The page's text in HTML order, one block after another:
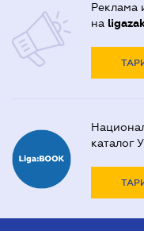
Реклама
на
каталог